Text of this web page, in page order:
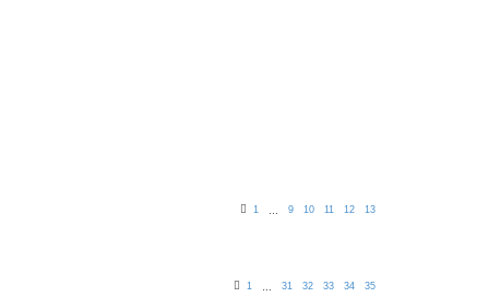
1 9 10 11 12 13
1 31 32 33 34 35